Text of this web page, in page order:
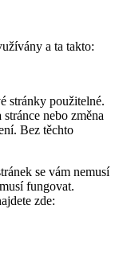
a ta takto:
stránky použitelné.
nebo změna
Bez těchto
se vám nemusí
fungovat.
zde: